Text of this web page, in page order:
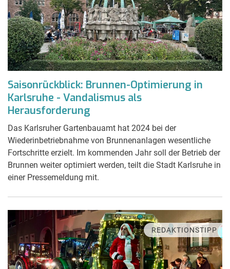
Saisonrückblick: Brunnen-Optimierung in
Karlsruhe - Vandalismus als
Herausforderung
Das Karlsruher Gartenbauamt hat 2024 bei der
Wiederinbetriebnahme von Brunnenanlagen wesentliche
Fortschritte erzielt. Im kommenden Jahr soll der Betrieb der
Brunnen weiter optimiert werden, teilt die Stadt Karlsruhe in
einer Pressemeldung mit.
REDAKTIONSTIPP